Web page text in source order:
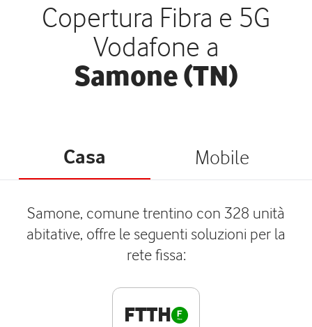
Copertura Fibra e 5G
Vodafone a
Samone (TN)
Casa Mobile
Samone, comune trentino con 328 unità
abitative, offre le seguenti soluzioni per la
rete fissa:
FTTH